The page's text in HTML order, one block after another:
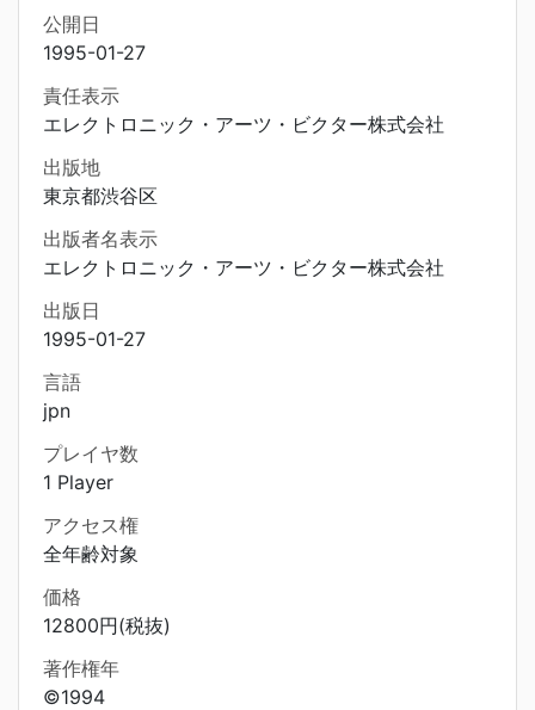
公開日
1995-01-27
責任表示
エレクトロニック・アーツ・ビクター株式会社
出版地
東京都渋谷区
出版者名表示
エレクトロニック・アーツ・ビクター株式会社
出版日
1995-01-27
言語
jpn
プレイヤ数
1 Player
アクセス権
全年齢対象
価格
12800円(税抜)
著作権年
©1994